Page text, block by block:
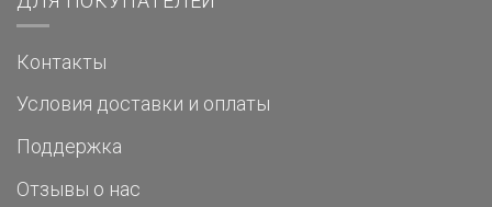
Контакты
Условия доставки и оплаты
Поддержка
Отзывы о нас